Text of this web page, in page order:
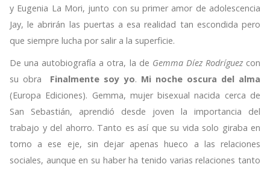
y Eugenia La Mori, junto con su primer amor de adolescencia
Jay, le abrirán las puertas a esa realidad tan escondida pero
que siempre lucha por salir a la superficie.
De una autobiografía a otra, la de Gemma Díez Rodríguezcon
su obra Finalmente soy yo. Mi noche oscura del alma
(Europa Ediciones). Gemma, mujer bisexual nacida cerca de
San Sebastián, aprendió desde joven la importancia del
trabajo y del ahorro. Tanto es así que su vida solo giraba en
torno a ese eje, sin dejar apenas hueco a las relaciones
sociales, aunque en su haber ha tenido varias relaciones tanto